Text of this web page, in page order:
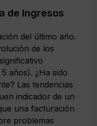
de Ingresos
del último año.
de los
años). ¿Ha sido
Las tendencias
indicador de un
una facturación
problemas